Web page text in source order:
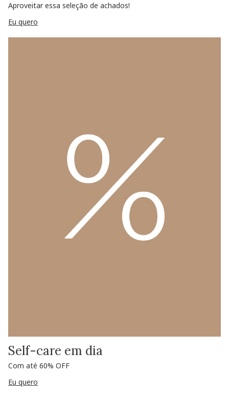
Aproveitar essa seleção de achados!
Eu quero
Self-care em dia
Com até 60% OFF
Eu quero